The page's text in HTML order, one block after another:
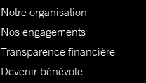
Notre organisation
Nos engagements
Transparence financière
Devenir bénévole